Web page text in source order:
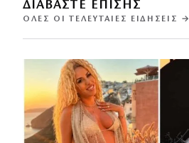
ΔΙΑΒΑΣΤΕ ΕΠΙΣΗΣ
ΌΛΕΣ ΟΙ ΤΕΛΕΥΤΑΊΕΣ ΕΙΔΉΣΕΙΣ →